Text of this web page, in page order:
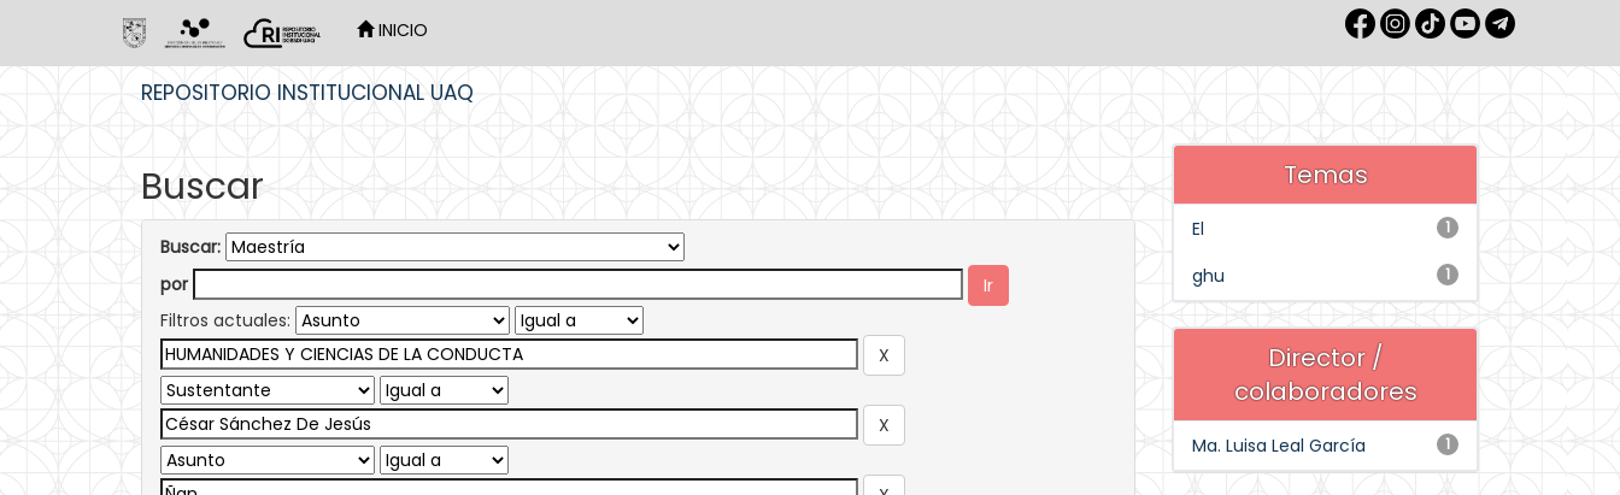
INICIO
REPOSITORIO INSTITUCIONAL UAQ
Buscar
Buscar:
por
Filtros actuales:
Temas
1
El
1
ghu
Director /
colaboradores
1
Ma. Luisa Leal García